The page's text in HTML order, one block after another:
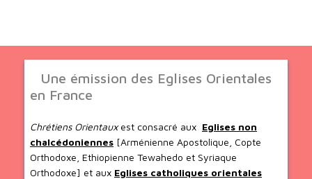
Une émission des Eglises Orientales
en France
Chrétiens Orientauxest consacré aux Eglises non
chalcédoniennes [Arménienne Apostolique, Copte
Orthodoxe, Ethiopienne Tewahedo et Syriaque
Orthodoxe] et aux Eglises catholiques orientales